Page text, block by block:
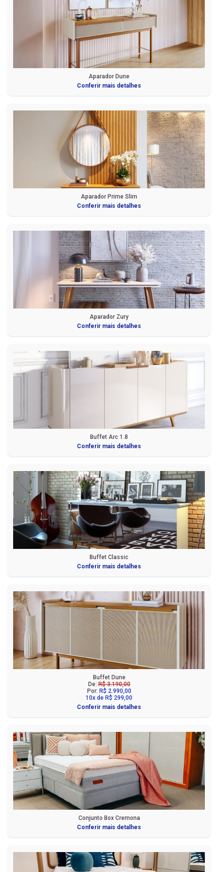
Aparador Dune
Conferir mais detalhes
Aparador Prime Slim
Conferir mais detalhes
Aparador Zury
Conferir mais detalhes
Buffet Arc 1.8
Conferir mais detalhes
Buffet Classic
Conferir mais detalhes
Buffet Dune
De:R$ 3.190,00
Por: R$ 2.990,00
10x de R$ 299,00
Conferir mais detalhes
Conjunto Box Cremona
Conferir mais detalhes